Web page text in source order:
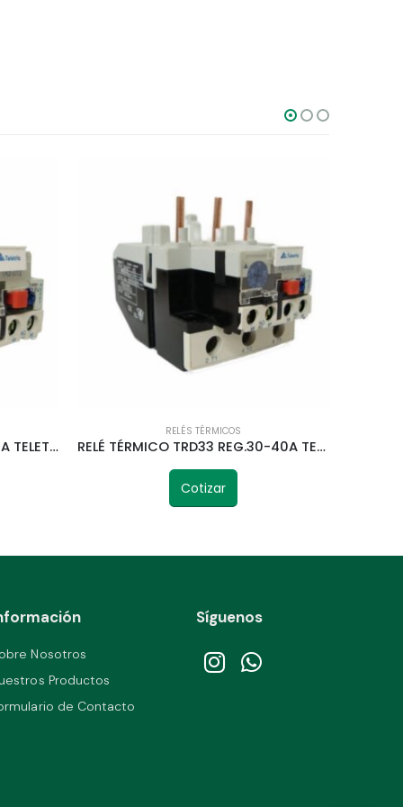
RELÉ TÉRMICO TRD13 REG.1-1,6A TELETRIC
RELÉS TÉRMICOS
RELÉ TÉRMICO TRD33 REG.30-40A TELETRIC
Cotizar
Nosotros
Productos
de Contacto
Síguenos